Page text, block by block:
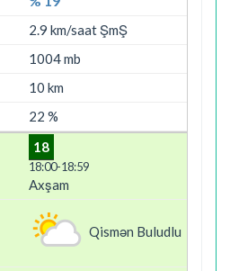
2.9 km/saat ŞmŞ
1004 mb
10 km
22 %
18
18:00-18:59
Axşam
Qismən Buludlu